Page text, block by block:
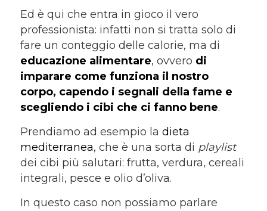
Ed è qui che entra in gioco il vero
professionista: infatti non si tratta solo di
fare un conteggio delle calorie, ma di
educazione alimentare, ovvero di
imparare come funziona il nostro
corpo, capendo i segnali della fame e
scegliendo i cibi che ci fanno bene.
Prendiamo ad esempio la dieta
mediterranea, che è una sorta di playlist
dei cibi più salutari: frutta, verdura, cereali
integrali, pesce e olio d’oliva.
In questo caso non possiamo parlare